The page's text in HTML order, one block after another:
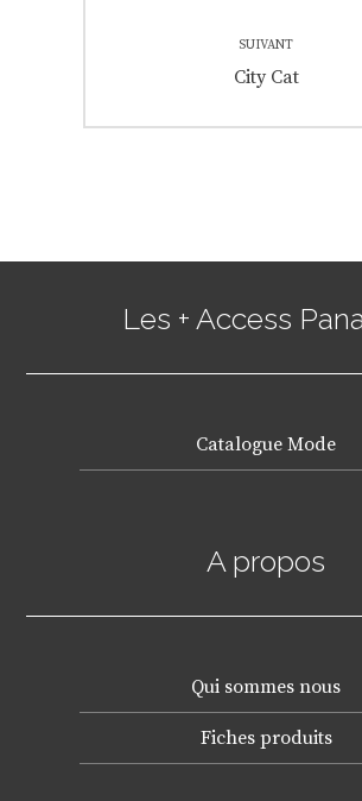
SUIVANT
Next
City Cat
Les + Access
Catalogue Mode
A propos
Qui sommes nous
Fiches produits